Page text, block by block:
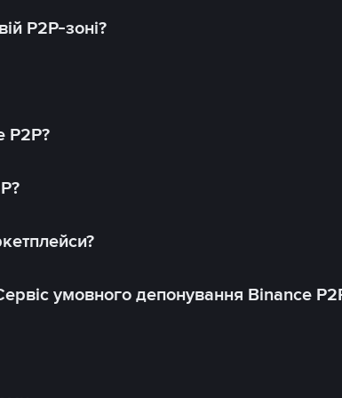
P2P-зоні?
P2P?
умовного депонування Binance